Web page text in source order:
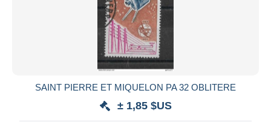
Appliquer
SAINT PIERRE ET MIQUELON PA 32 OBLITERE
± 1,85 $US